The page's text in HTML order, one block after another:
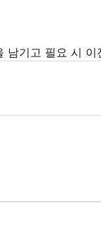
남기고 필요 시 이